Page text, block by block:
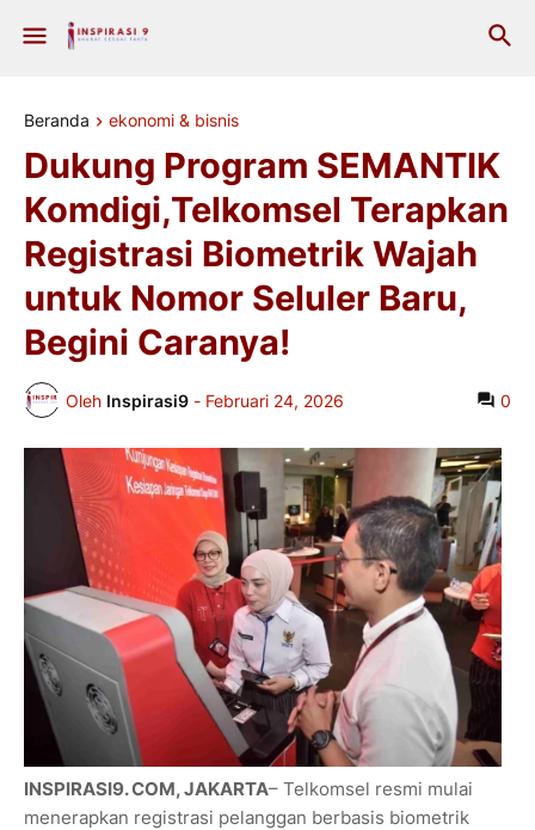
Beranda ekonomi & bisnis
Dukung Program SEMANTIK
Komdigi,Telkomsel Terapkan
Registrasi Biometrik Wajah
untuk Nomor Seluler Baru,
Begini Caranya!
Oleh Inspirasi9 - Februari 24, 2026 0
INSPIRASI9. COM, JAKARTA– Telkomsel resmi mulai
menerapkan registrasi pelanggan berbasis biometrik